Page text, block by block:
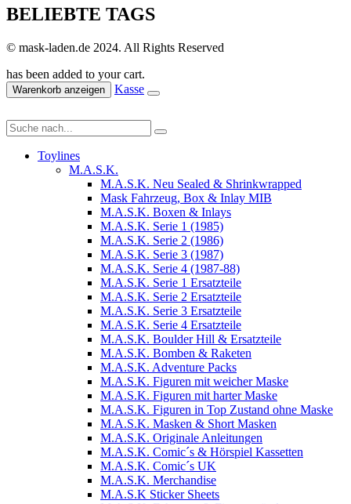
BELIEBTE TAGS
© mask-laden.de 2024. All Rights Reserved
has been added to your cart.
Warenkorb anzeigen Kasse
Toylines
M.A.S.K.
M.A.S.K. Neu Sealed & Shrinkwrapped
Mask Fahrzeug, Box & Inlay MIB
M.A.S.K. Boxen & Inlays
M.A.S.K. Serie 1 (1985)
M.A.S.K. Serie 2 (1986)
M.A.S.K. Serie 3 (1987)
M.A.S.K. Serie 4 (1987-88)
M.A.S.K. Serie 1 Ersatzteile
M.A.S.K. Serie 2 Ersatzteile
M.A.S.K. Serie 3 Ersatzteile
M.A.S.K. Serie 4 Ersatzteile
M.A.S.K. Boulder Hill & Ersatzteile
M.A.S.K. Bomben & Raketen
M.A.S.K. Adventure Packs
M.A.S.K. Figuren mit weicher Maske
M.A.S.K. Figuren mit harter Maske
M.A.S.K. Figuren in Top Zustand ohne Maske
M.A.S.K. Masken & Short Masken
M.A.S.K. Originale Anleitungen
M.A.S.K. Comic´s & Hörspiel Kassetten
M.A.S.K. Comic´s UK
M.A.S.K. Merchandise
M.A.S.K Sticker Sheets